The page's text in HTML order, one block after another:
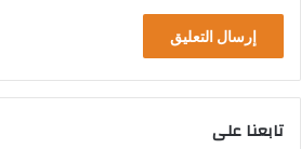
تابعنا على